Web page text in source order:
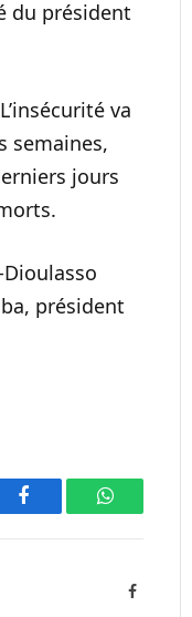
du président
va
semaines,
jours
président
Facebook WhatsApp
Facebook